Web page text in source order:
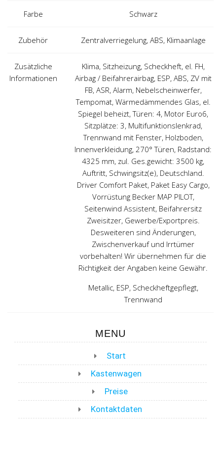
Farbe Schwarz
Zubehör Zentralverriegelung, ABS, Klimaanlage
Zusätzliche
Informationen
Klima, Sitzheizung, Scheckheft, el. FH,
Airbag / Beifahrerairbag, ESP, ABS, ZV mit
FB, ASR, Alarm, Nebelscheinwerfer,
Tempomat, Wärmedämmendes Glas, el.
Spiegel beheizt, Türen: 4, Motor Euro6,
Sitzplätze: 3, Multifunktionslenkrad,
Trennwand mit Fenster, Holzboden,
Innenverkleidung, 270° Türen, Radstand:
4325 mm, zul. Ges.gewicht: 3500 kg,
Auftritt, Schwingsitz(e), Deutschland.
Driver Comfort Paket, Paket Easy Cargo,
Vorrüstung Becker MAP PILOT,
Seitenwind Assistent, Beifahrersitz
Zweisitzer, Gewerbe/Exportpreis.
Desweiteren sind Änderungen,
Zwischenverkauf und Irrtümer
vorbehalten! Wir übernehmen für die
Richtigkeit der Angaben keine Gewähr.
Metallic, ESP, Scheckheftgepflegt,
Trennwand
MENU
Start
Kastenwagen
Preise
Kontaktdaten